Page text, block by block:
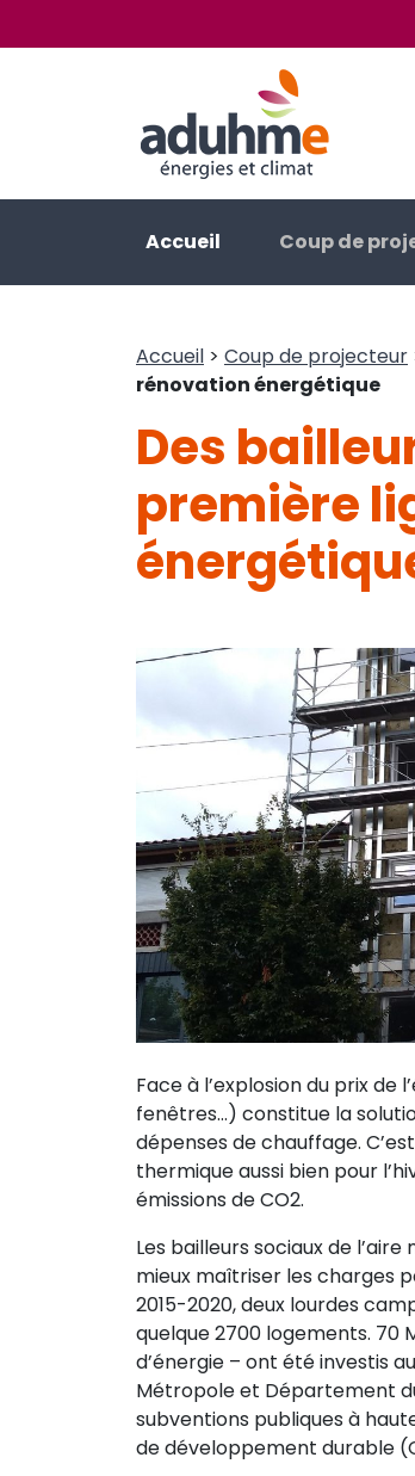
Accueil Coup de
Accueil > Coup de projecteur
rénovation énergétique
Des
première
Face à l’explosion du prix de
fenêtres…) constitue la
dépenses de chauffage.
thermique aussi bien pour
émissions de CO2.
Les bailleurs sociaux de
mieux maîtriser les charges
2015-2020, deux lourdes
quelque 2700 logements. 70
d’énergie – ont été investis
Métropole et Département
subventions publiques à
de développement durable